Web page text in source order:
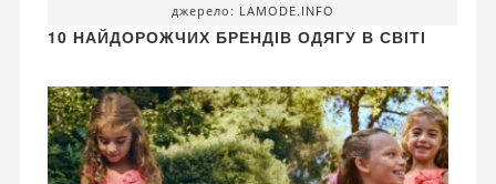
джерело: LAMODE.INFO
10 НАЙДОРОЖЧИХ БРЕНДІВ ОДЯГУ В СВІТІ